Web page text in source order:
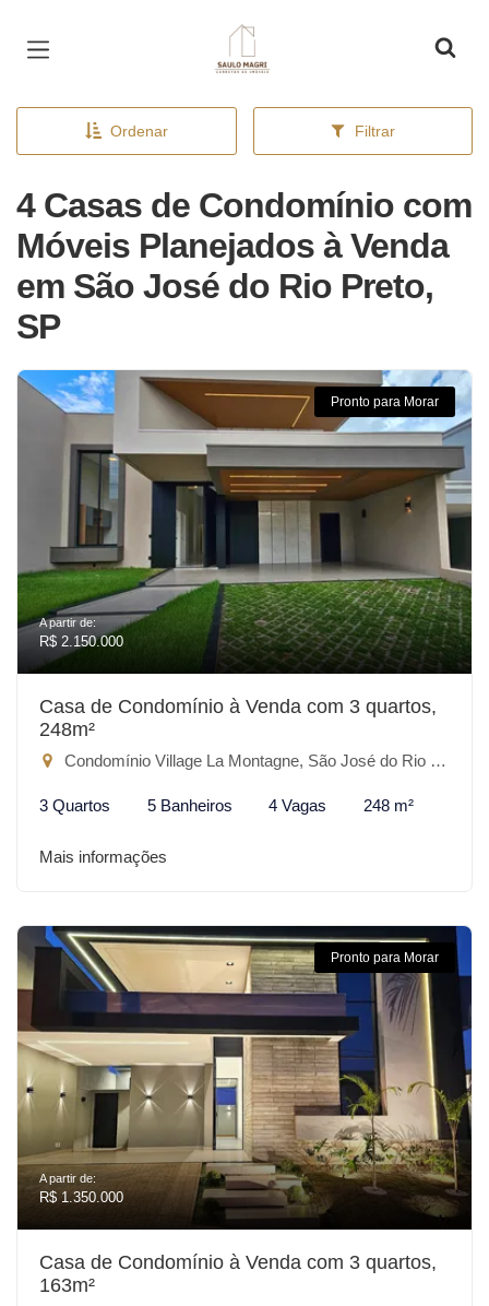
Página inicial
Ordenar Filtrar
4 Casas de Condomínio com
Móveis Planejados à Venda
em São José do Rio Preto,
SP
Pronto para Morar
A partir de:
R$ 2.150.000
Casa de Condomínio à Venda com 3 quartos,
248m²
Condomínio Village La Montagne, São José do Rio Preto-SP
3 Quartos 5 Banheiros 4 Vagas 248 m²
Mais informações
Pronto para Morar
A partir de:
R$ 1.350.000
Casa de Condomínio à Venda com 3 quartos,
163m²